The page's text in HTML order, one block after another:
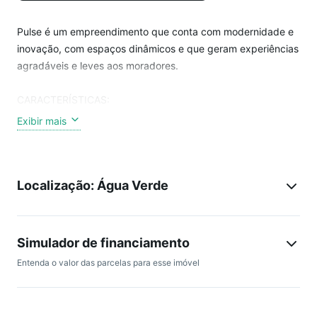
Pulse é um empreendimento que conta com modernidade e
inovação, com espaços dinâmicos e que geram experiências
agradáveis e leves aos moradores.
- 79m² de área privativa
- Andar alto
- 02 dormitórios, sendo 01 Suíte
CONDOMÍNIO:
- Quadra de esportes e playground
- Espaço gourmet e sala de jogos
Exibir mais
Localização: Água Verde
Simulador de financiamento
Entenda o valor das parcelas para esse imóvel